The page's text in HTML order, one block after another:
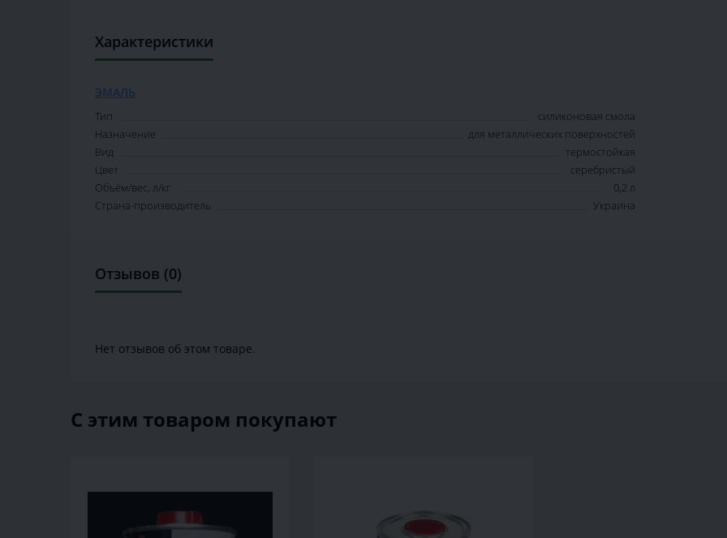
Характеристики
ЭМАЛЬ
Тип
силиконовая смола
Назначение
для металлических поверхностей
Вид
термостойкая
Цвет
серебристый
Объём/вес, л/кг
0,2 л
Страна-производитель
Украина
Отзывов (0)
Нет отзывов об этом товаре.
С этим товаром покупают